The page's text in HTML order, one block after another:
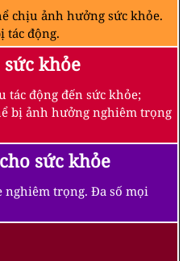
chịu ảnh hưởng sức khỏe.
tác động.
sức khỏe
tác động đến sức khỏe;
bị ảnh hưởng nghiêm trọng
sức khỏe
nghiêm trọng. Đa số mọi